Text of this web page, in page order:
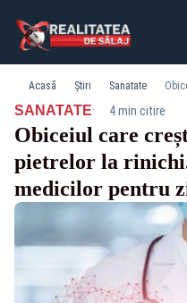
Acasă Știri Sanatate
SANATATE· 4 min citire
Obiceiul care
pietrelor la
medicilor pentru